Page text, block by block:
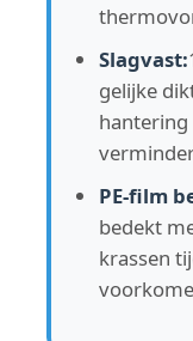
acryltribune
Acrylfotokader
Acrylplaat
Slagvast:
gelijke
PE-film
bedekt
krassen